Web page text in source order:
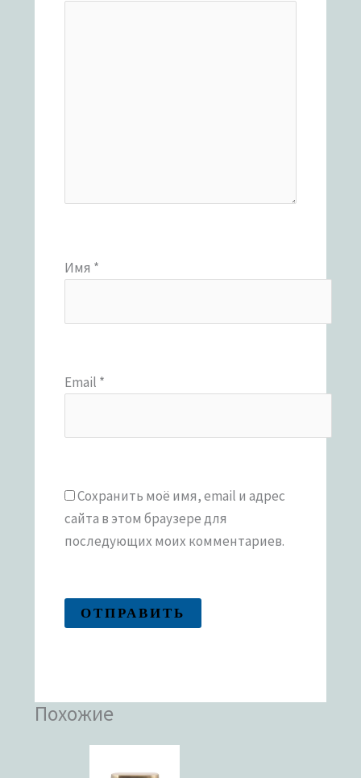
Имя *
Email *
Сохранить моё имя, email и адрес
сайта в этом браузере для
последующих моих комментариев.
Похожие